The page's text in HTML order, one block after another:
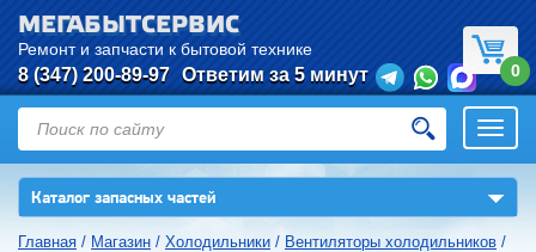
МЕГАБЫТСЕРВИС
Ремонт и запчасти к бытовой технике
8 (347) 200-89-97 Ответим за 5 минут 0
Каталог запасных частей ▼
Главная / Магазин / Холодильники / Вентиляторы холодильников /